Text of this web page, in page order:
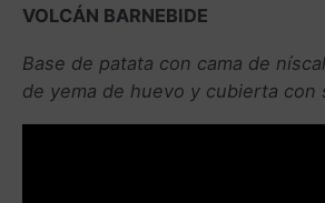
VOLCÁN BARNEBIDE
Base de patata con cama de
de yema de huevo y cubierta con